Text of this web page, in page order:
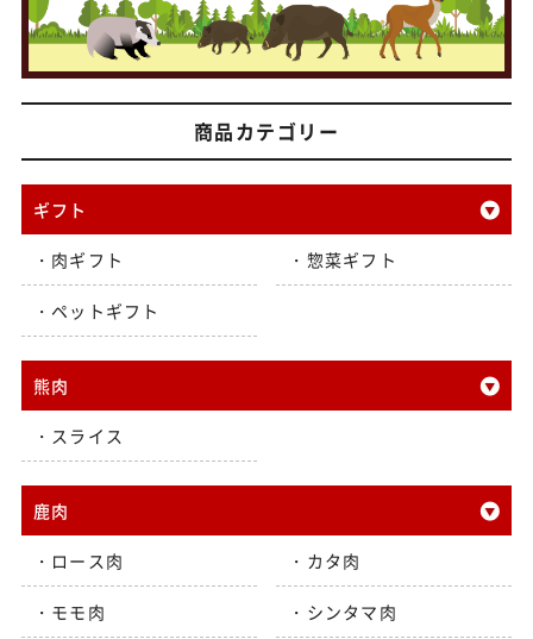
商品カテゴリー
ギフト
肉ギフト 惣菜ギフト
ペットギフト
熊肉
スライス
鹿肉
ロース肉 カタ肉
モモ肉 シンタマ肉